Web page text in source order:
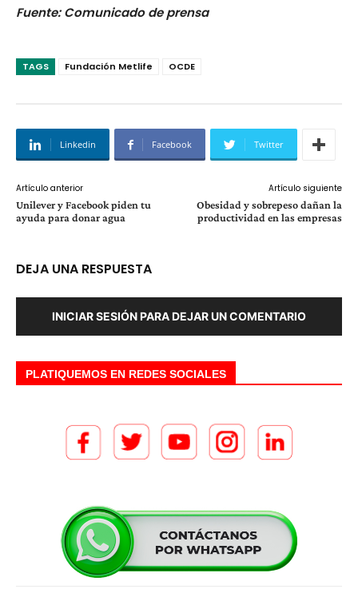
Fuente: Comunicado de prensa
TAGS Fundación Metlife OCDE
Linkedin Facebook Twitter
Artículo anterior
Unilever y Facebook piden tu
ayuda para donar agua
Artículo siguiente
Obesidad y sobrepeso dañan la
productividad en las empresas
DEJA UNA RESPUESTA
INICIAR SESIÓN PARA DEJAR UN COMENTARIO
PLATIQUEMOS EN REDES SOCIALES